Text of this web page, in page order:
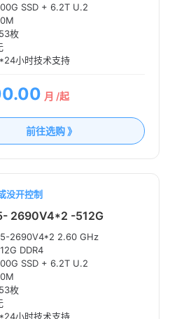
SSD + 6.2T U.2
枚
小时技术支持
月 /起
前往选购 》
没开控制
2690V4*2 -512G
2690V4*2 2.60 GHz
DDR4
SSD + 6.2T U.2
枚
小时技术支持